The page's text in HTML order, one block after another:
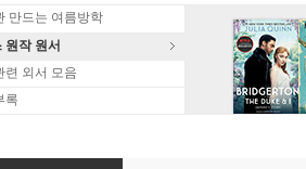
만드는 여름방학
원작 원서
련 외서 모음
록